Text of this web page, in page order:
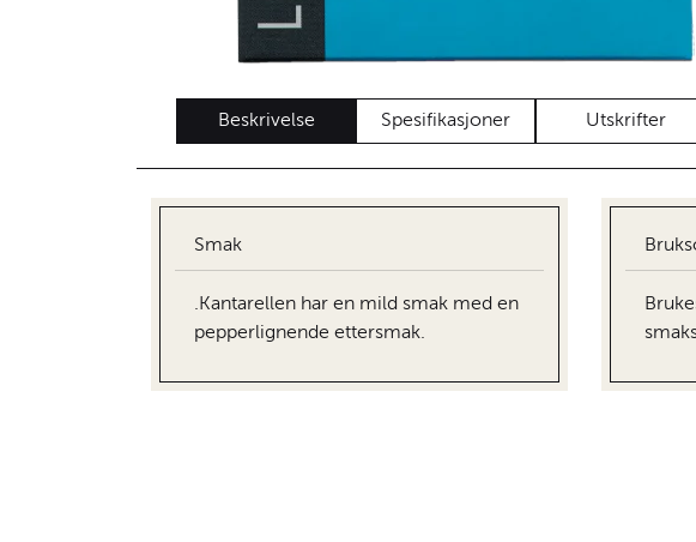
Beskrivelse Spesifikasjoner Utskrifter
Smak
.Kantarellen har en mild smak med en
pepperlignende ettersmak.